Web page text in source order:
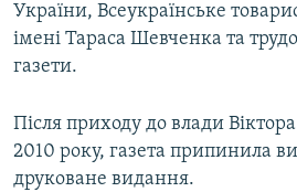
України, Всеукраїнське
імені Тараса Шевченка та
газети.
Після приходу до влади
2010 року, газета припинила
друковане видання.